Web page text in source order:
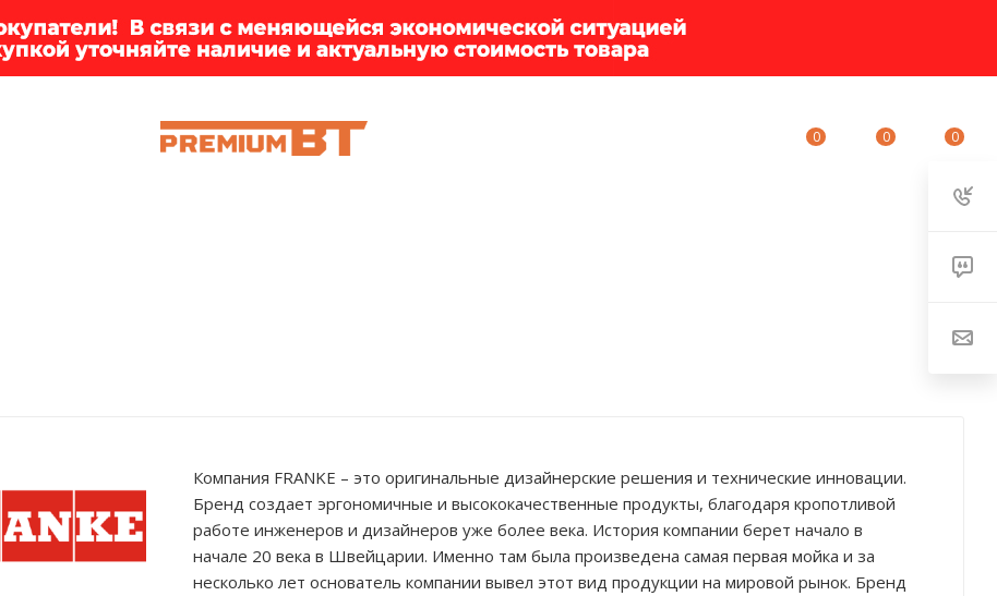
0 0 0
Компания FRANKE – это оригинальные дизайнерские решения и технические инновации.
Бренд создает эргономичные и высококачественные продукты, благодаря кропотливой
работе инженеров и дизайнеров уже более века. История компании берет начало в
начале 20 века в Швейцарии. Именно там была произведена самая первая мойка и за
несколько лет основатель компании вывел этот вид продукции на мировой рынок. Бренд